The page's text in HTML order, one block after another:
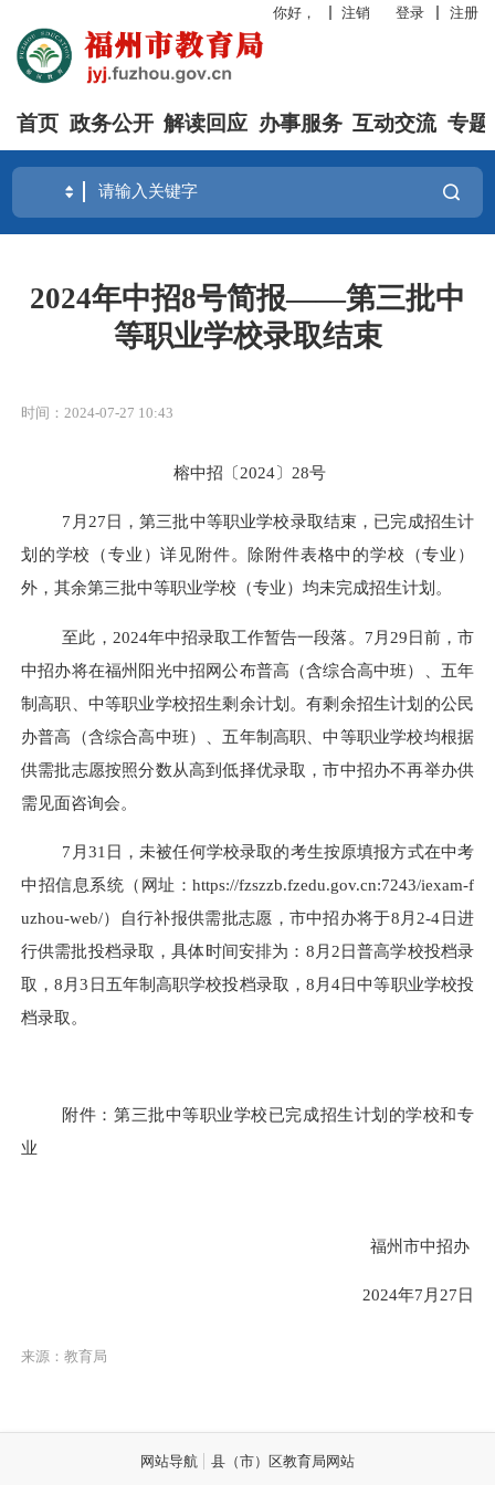
你好， 注销 登录 注册
首页 政务公开 解读回应 办事服务 互动交流 专题
2024年中招8号简报——第三批中
等职业学校录取结束
时间：2024-07-27 10:43
榕中招〔2024〕 28号
7 月27日，第三批中等职业学校录取结束，已完成招生计
划的学校（专业）详见附件。除附件表格中的学校（专业）
外，其余第三批中等职业学校（专业）均未完成招生计划。
至此， 2024年中招录取工作暂告一段落。 7 月 29日前，市
中招办将在福州阳光中招网公布普高（含综合高中班）、五年
制高职、中等职业学校招生剩余计划。有剩余招生计划的公民
办普高（含综合高中班）、五年制高职、中等职业学校均根据
供需批志愿按照分数从高到低择优录取，市中招办不再举办供
需见面咨询会。
7 月31 日，未被任何学校录取的考生按原填报方式在中考
中招信息系统（网址： https://fzszzb.fzedu.gov.cn:7243/iexam-f
uzhou-web/）自行补报供需批志愿，市中招办将于8 月 2-4日进
行供需批投档录取，具体时间安排为： 8 月 2日普高学校投档录
取，8 月3 日五年制高职学校投档录取， 8 月4日中等职业学校投
档录取。
附件：第三批中等职业学校已完成招生计划的学校和专
业
福州市中招办
2024年7 月 27日
来源：教育局
网站导航 县（市）区教育局网站